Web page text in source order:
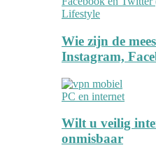
Lifestyle
Wie zijn de
Instagram,
PC en internet
Wilt u veilig
onmisbaar